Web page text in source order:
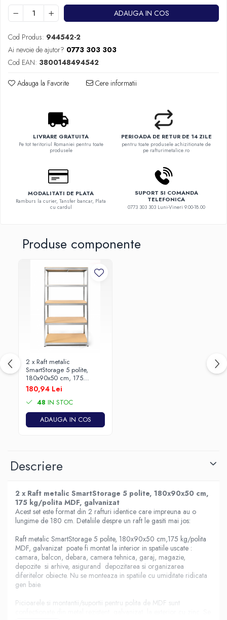
ADAUGA IN COS
Cod Produs: 944542-2
Ai nevoie de ajutor? 0773 303 303
Cod EAN: 3800148494542
Adauga la Favorite Cere informatii
LIVRARE GRATUITA
Pe tot teritoriul Romaniei pentru toate
produsele
PERIOADA DE RETUR DE 14 ZILE
pentru toate produsele achizitionate de
pe rafturimetalice.ro
MODALITATI DE PLATA
Ramburs la curier, Tansfer bancar, Plata
cu cardul
SUPORT SI COMANDA
TELEFONICA
0773 303 303 Luni-Vineri 9.00-18.00
Produse componente
2 x Raft metalic
SmartStorage 5 polite,
180x90x50 cm, 175
kg/polita MDF, galvanizat
180,94 Lei
48 IN STOC
ADAUGA IN COS
Descriere
2 x Raft metalic SmartStorage 5 polite, 180x90x50 cm,
175 kg/polita MDF, galvanizat
Acest set este format din 2 rafturi identice care impreuna au o
lungime de 180 cm. Detaliile despre un raft le gasiti mai jos:
Raft metalic SmartStorage 5 polite, 180x90x50 cm,175 kg/polita
MDF, galvanizat poate fi montat la interior in spatiile uscate :
camara, balcon, debara, camera tehnica, garaj, magazie,
depozite si arhive, asigurand depozitarea si organizarea
diferitelor obiecte. Nu se monteaza in spatiile cu umiditate ridicata
gen baie.
Picioarele si montantii/suportii pentru polita de MDF sunt